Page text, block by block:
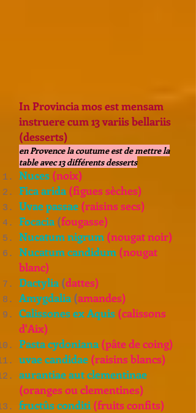
In Provincia mos est mensam
instruere cum 13 variis bellariis
(desserts)
en Provence la coutume est de mettre la
table avec 13 différents desserts
Nuces (noix)
Fica arida (figues sèches)
Uvae passae (raisins secs)
Focacia (fougasse)
Nucatum nigrum (nougat noir)
Nucatum candidum (nougat
blanc)
Dactylia (dattes)
Amygdalia (amandes)
Calissones ex Aquis (calissons
d'Aix)
Pasta cydoniana (pâte de coing)
uvae candidae (raisins blancs)
aurantiae aut clementinae
(oranges ou clementines)
fructûs conditi (fruits confits)